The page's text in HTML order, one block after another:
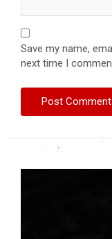
Save my name,
next time I